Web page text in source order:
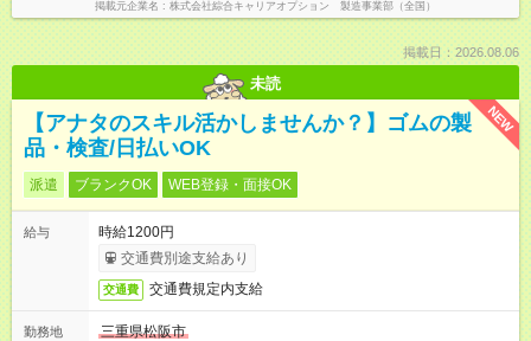
掲載元企業名 株式会社綜合キャリアオプション 製造事業部（全国）
掲載日：2026.08.06
未読
NEW
【アナタのスキル活かしませんか？】ゴムの製
品・検査/日払いOK
派遣 ブランクOK WEB登録・面接OK
給与
時給1200円
交通費別途支給あり
交通費 交通費規定内支給
勤務地
三重県松阪市